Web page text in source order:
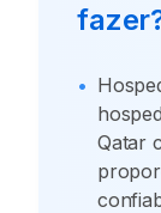
•
Qatar